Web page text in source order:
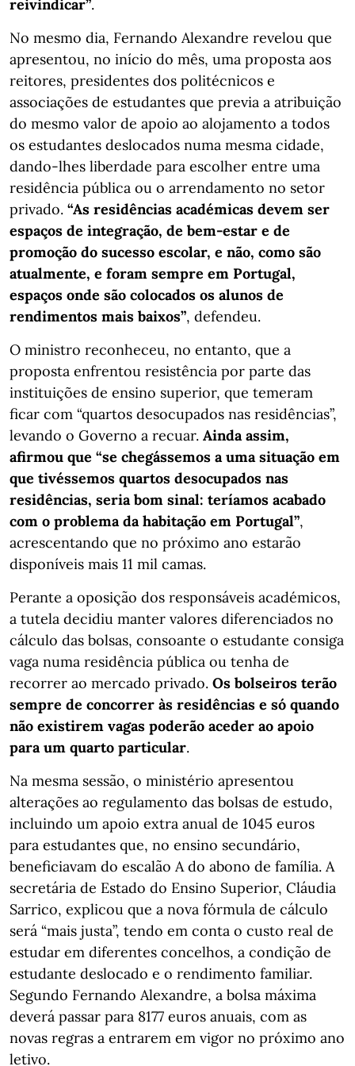
reivindicar”.
No mesmo dia, Fernando Alexandre revelou que
apresentou, no início do mês, uma proposta aos
reitores, presidentes dos politécnicos e
associações de estudantes que previa a atribuição
do mesmo valor de apoio ao alojamento a todos
os estudantes deslocados numa mesma cidade,
dando-lhes liberdade para escolher entre uma
residência pública ou o arrendamento no setor
privado. “As residências académicas devem ser
espaços de integração, de bem-estar e de
promoção do sucesso escolar, e não, como são
atualmente, e foram sempre em Portugal,
espaços onde são colocados os alunos de
rendimentos mais baixos”, defendeu.
O ministro reconheceu, no entanto, que a
proposta enfrentou resistência por parte das
instituições de ensino superior, que temeram
ficar com “quartos desocupados nas residências”,
levando o Governo a recuar. Ainda assim,
afirmou que “se chegássemos a uma situação em
que tivéssemos quartos desocupados nas
residências, seria bom sinal: teríamos acabado
com o problema da habitação em Portugal”,
acrescentando que no próximo ano estarão
disponíveis mais 11 mil camas.
Perante a oposição dos responsáveis académicos,
a tutela decidiu manter valores diferenciados no
cálculo das bolsas, consoante o estudante consiga
vaga numa residência pública ou tenha de
recorrer ao mercado privado. Os bolseiros terão
sempre de concorrer às residências e só quando
não existirem vagas poderão aceder ao apoio
para um quarto particular.
Na mesma sessão, o ministério apresentou
alterações ao regulamento das bolsas de estudo,
incluindo um apoio extra anual de 1045 euros
para estudantes que, no ensino secundário,
beneficiavam do escalão A do abono de família. A
secretária de Estado do Ensino Superior, Cláudia
Sarrico, explicou que a nova fórmula de cálculo
será “mais justa”, tendo em conta o custo real de
estudar em diferentes concelhos, a condição de
estudante deslocado e o rendimento familiar.
Segundo Fernando Alexandre, a bolsa máxima
deverá passar para 8177 euros anuais, com as
novas regras a entrarem em vigor no próximo ano
letivo.